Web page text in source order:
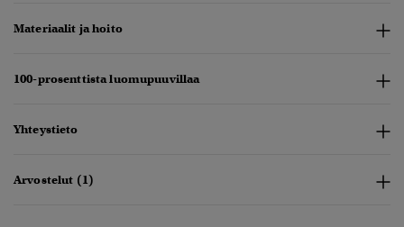
Materiaalit ja hoito
100-prosenttista luomupuuvillaa
Yhteystieto
Arvostelut (1)